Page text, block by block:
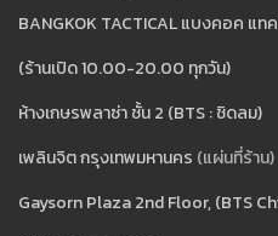
BANGKOK TACTICAL แบงคอค แท
(ร้านเปิด 10.00-20.00 ทุกวัน)
ห้างเกษรพลาซ่า ชั้น 2 (BTS : ชิดลม)
เพลินจิต กรุงเทพมหานคร (แผ่นที่ร้าน)
Gaysorn Plaza 2nd Floor, (BTS